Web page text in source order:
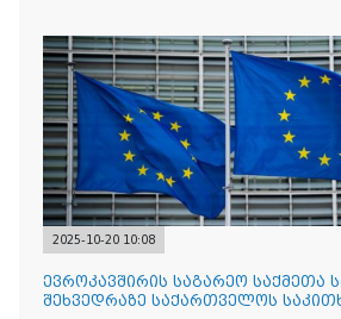
2025-10-20 10:08
ევროკავშირის საგარეო საქმეთა
შეხვედრაზე საქართველოს